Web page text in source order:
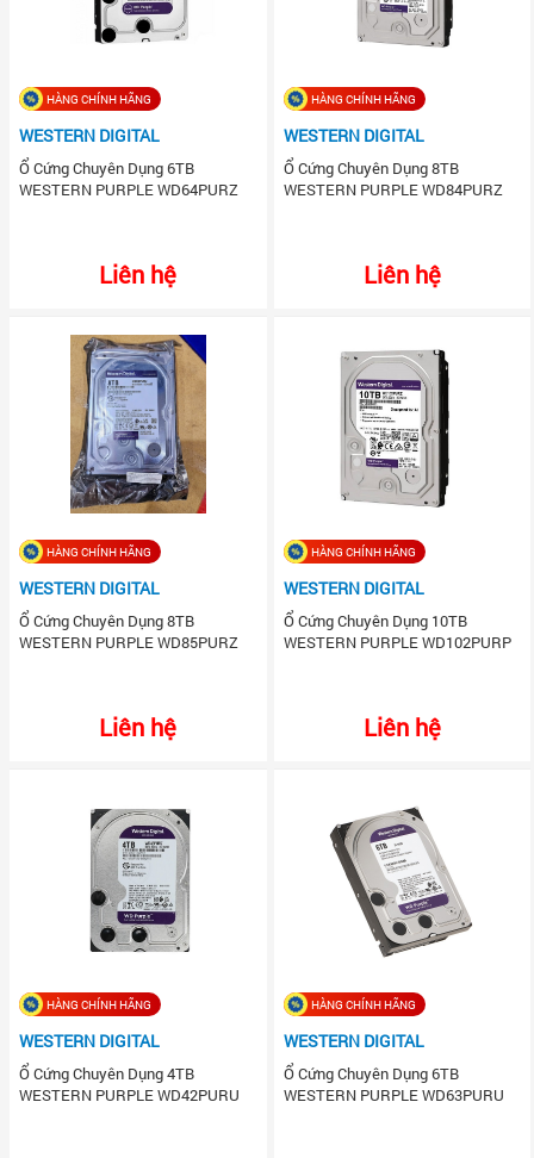
HÀNG CHÍNH HÃNG
WESTERN DIGITAL
Ổ Cứng Chuyên Dụng 6TB
WESTERN PURPLE WD64PURZ
Liên hệ
HÀNG CHÍNH HÃNG
WESTERN DIGITAL
Ổ Cứng Chuyên Dụng 8TB
WESTERN PURPLE WD84PURZ
Liên hệ
HÀNG CHÍNH HÃNG
WESTERN DIGITAL
Ổ Cứng Chuyên Dụng 8TB
WESTERN PURPLE WD85PURZ
Liên hệ
HÀNG CHÍNH HÃNG
WESTERN DIGITAL
Ổ Cứng Chuyên Dụng 10TB
WESTERN PURPLE WD102PURP
Liên hệ
HÀNG CHÍNH HÃNG
WESTERN DIGITAL
Ổ Cứng Chuyên Dụng 4TB
WESTERN PURPLE WD42PURU
HÀNG CHÍNH HÃNG
WESTERN DIGITAL
Ổ Cứng Chuyên Dụng 6TB
WESTERN PURPLE WD63PURU